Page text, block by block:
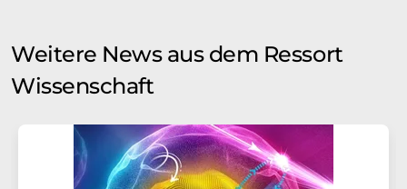
Weitere News aus dem Ressort
Wissenschaft